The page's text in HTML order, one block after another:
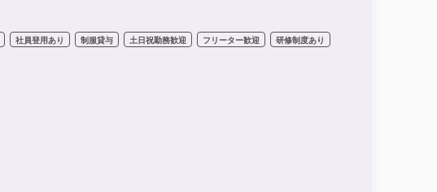
社員登用あり 制服貸与 土日祝勤務歓迎 フリーター歓迎 研修制度あり